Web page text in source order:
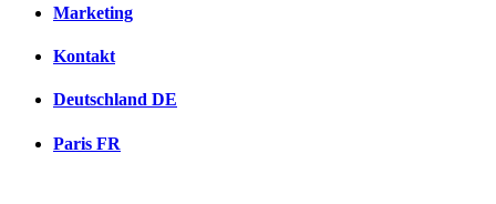
Marketing
Kontakt
Deutschland DE
Paris FR